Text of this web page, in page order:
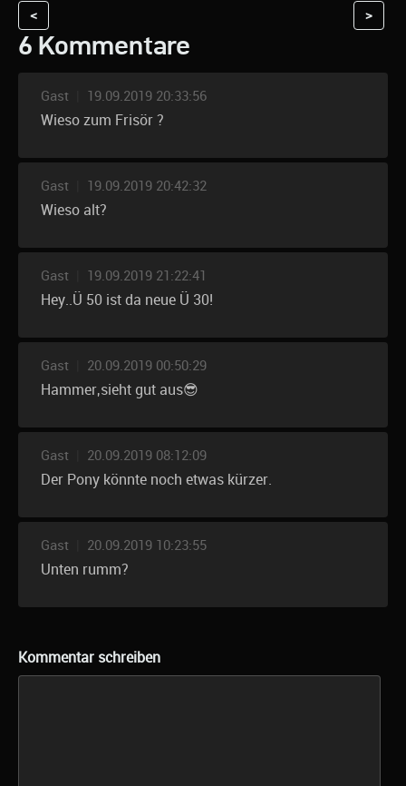
< >
6 Kommentare
Gast 19.09.2019 20:33:56
Wieso zum Frisör ?
Gast 19.09.2019 20:42:32
Wieso alt?
Gast 19.09.2019 21:22:41
Hey..Ü 50 ist da neue Ü 30!
Gast 20.09.2019 00:50:29
Hammer,sieht gut aus😎
Gast 20.09.2019 08:12:09
Der Pony könnte noch etwas kürzer.
Gast 20.09.2019 10:23:55
Unten rumm?
Kommentar schreiben